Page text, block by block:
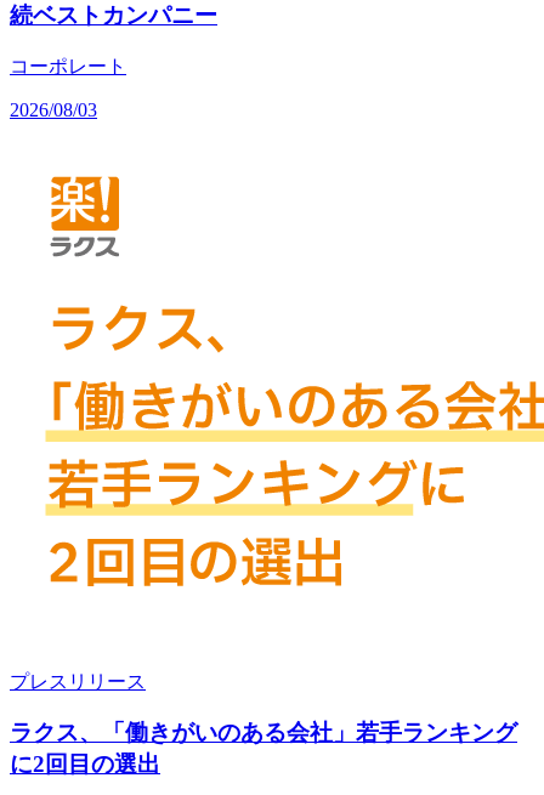
続ベストカンパニー
コーポレート
2026/08/03
プレスリリース
ラクス、「働きがいのある会社」若手ランキング
に2回目の選出